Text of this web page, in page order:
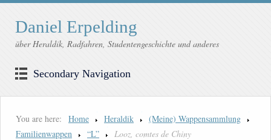
Daniel Erpelding
über Heraldik, Radfahren, Studentengeschichte und anderes
Secondary Navigation
You are here: Home Heraldik
(Meine) Wappensammlung
Familienwappen
“L” Looz, comtes de Chiny